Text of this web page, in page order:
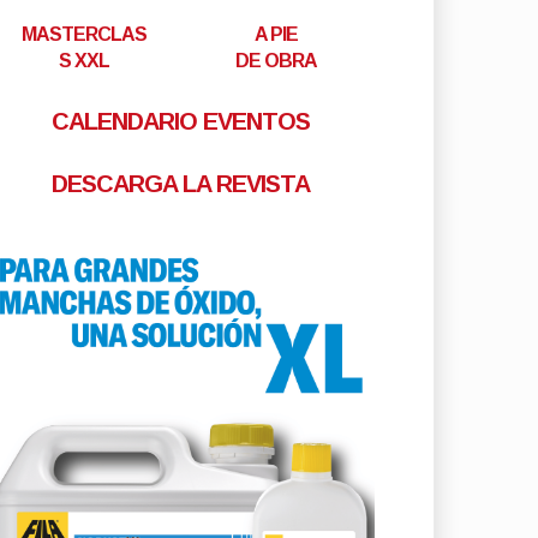
MASTERCLAS
S XXL
A PIE
DE OBRA
CALENDARIO EVENTOS
DESCARGA LA REVISTA